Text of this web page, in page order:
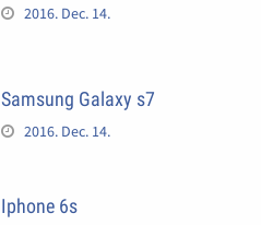
2016. Dec. 14.
Samsung Galaxy s7
2016. Dec. 14.
Iphone 6s